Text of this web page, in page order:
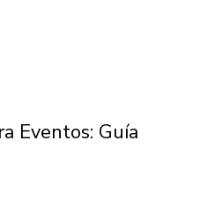
Eventos: Guía